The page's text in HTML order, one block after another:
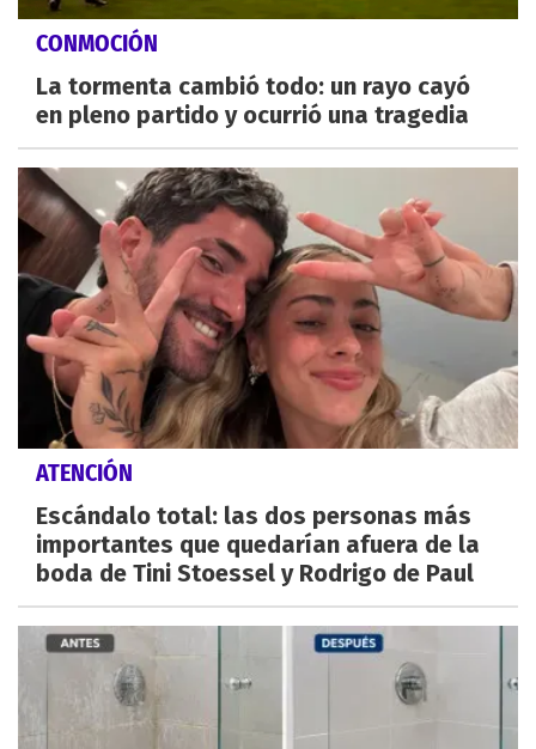
CONMOCIÓN
La tormenta cambió todo: un rayo cayó
en pleno partido y ocurrió una tragedia
ATENCIÓN
Escándalo total: las dos personas más
importantes que quedarían afuera de la
boda de Tini Stoessel y Rodrigo de Paul